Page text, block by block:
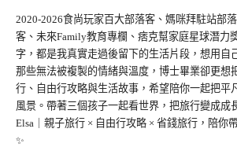
2020-2026食尚玩家百大部落客、媽咪拜駐站部
客、未來Family教育專欄、痞克幫家庭星球潛力
字，都是我真實走過後留下的生活片段，想用自
那些無法被複製的情緒與溫度，博士畢業卻更想
行、自由行攻略與生活故事，希望陪你一起把平
風景。帶著三個孩子一起看世界，把旅行變成成
Elsa｜親子旅行 × 自由行攻略 × 省錢旅行，陪你
✨